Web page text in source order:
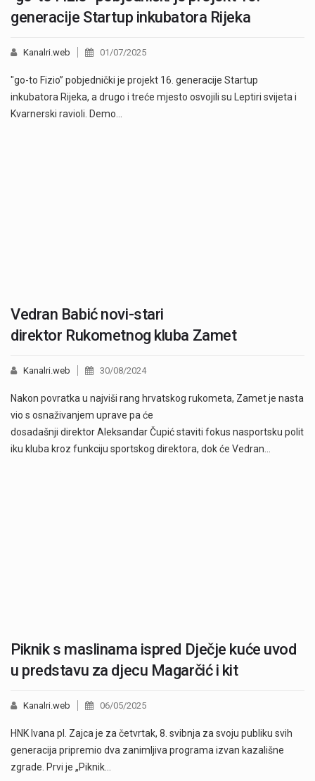
generacije Startup inkubatora Rijeka
Kanalri.web 01/07/2025
"go-to Fizio” pobjednički je projekt 16. generacije Startup
inkubatora Rijeka, a drugo i treće mjesto osvojili su Leptiri svijeta i
Kvarnerski ravioli. Demo…
Vedran Babić novi-stari
direktor Rukometnog kluba Zamet
Kanalri.web 30/08/2024
Nakon povratka u najviši rang hrvatskog rukometa, Zamet je nasta
vio s osnaživanjem uprave pa će
dosadašnji direktor Aleksandar Čupić staviti fokus nasportsku polit
iku kluba kroz funkciju sportskog direktora, dok će Vedran…
Piknik s maslinama ispred Dječje kuće uvod
u predstavu za djecu Magarčić i kit
Kanalri.web 06/05/2025
HNK Ivana pl. Zajca je za četvrtak, 8. svibnja za svoju publiku svih
generacija pripremio dva zanimljiva programa izvan kazališne
zgrade. Prvi je „Piknik…